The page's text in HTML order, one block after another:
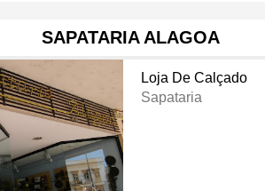
SAPATARIA ALAGOA
Loja De Calçado
Sapataria